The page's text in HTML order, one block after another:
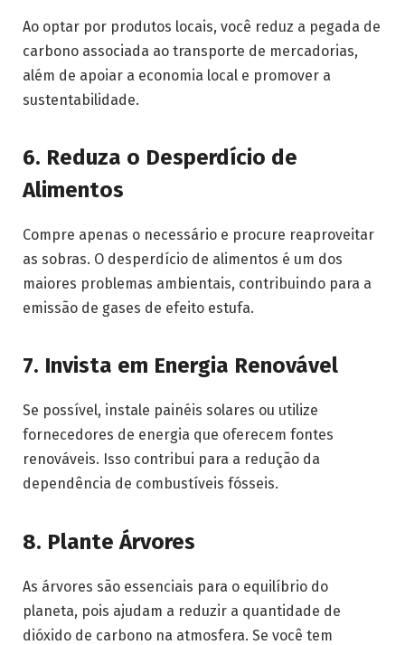
Ao optar por produtos locais, você reduz a pegada de
carbono associada ao transporte de mercadorias,
além de apoiar a economia local e promover a
sustentabilidade.
6. Reduza o Desperdício de
Alimentos
Compre apenas o necessário e procure reaproveitar
as sobras. O desperdício de alimentos é um dos
maiores problemas ambientais, contribuindo para a
emissão de gases de efeito estufa.
7. Invista em Energia Renovável
Se possível, instale painéis solares ou utilize
fornecedores de energia que oferecem fontes
renováveis. Isso contribui para a redução da
dependência de combustíveis fósseis.
8. Plante Árvores
As árvores são essenciais para o equilíbrio do
planeta, pois ajudam a reduzir a quantidade de
dióxido de carbono na atmosfera. Se você tem